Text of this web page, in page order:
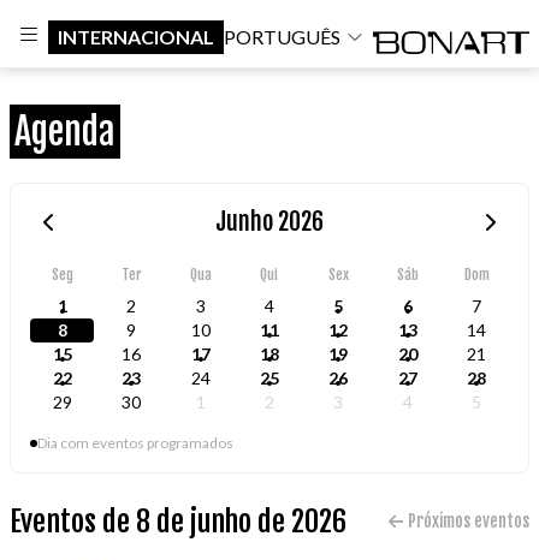
INTERNACIONAL PORTUGUÊS
Agenda
Junho 2026
Seg Ter Qua Qui Sex Sáb Dom
1 2 3 4 5 6
7
8
9 10 11 12 13
14
15
16 17 18 19 20
21
22
23 24 25 26 27
28
29
30 1 2 3 4 5
Dia com eventos programados
Eventos de 8 de junho de 2026 Próximos eventos